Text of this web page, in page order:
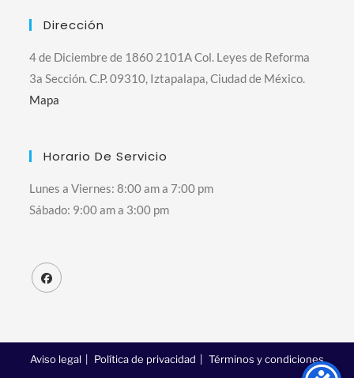
Dirección
4 de Diciembre de 1860 2101A Col. Leyes de Reforma
3a Sección. C.P. 09310, Iztapalapa, Ciudad de México.
Mapa
Horario De Servicio
Lunes a Viernes: 8:00 am a 7:00 pm
Sábado: 9:00 am a 3:00 pm
Aviso legal Política de privacidad Términos y condiciones